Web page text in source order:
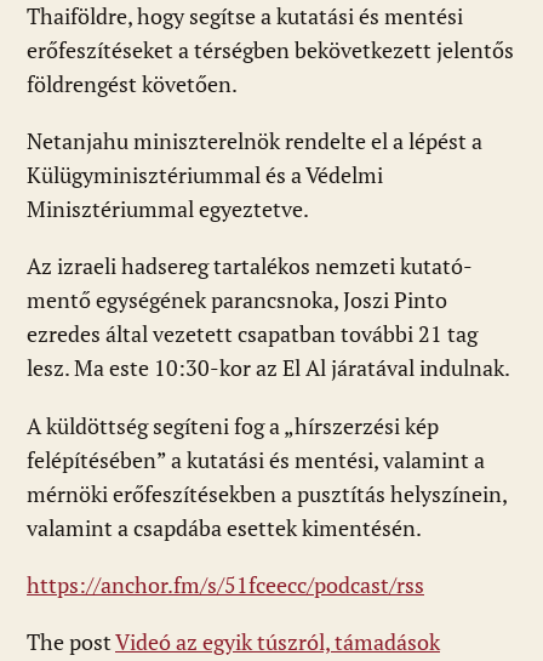
Thaiföldre, hogy segítse a kutatási és mentési
erőfeszítéseket a térségben bekövetkezett jelentős
földrengést követően.
Netanjahu miniszterelnök rendelte el a lépést a
Külügyminisztériummal és a Védelmi
Minisztériummal egyeztetve.
Az izraeli hadsereg tartalékos nemzeti kutató-
mentő egységének parancsnoka, Joszi Pinto
ezredes által vezetett csapatban további 21 tag
lesz. Ma este 10:30-kor az El Al járatával indulnak.
A küldöttség segíteni fog a „hírszerzési kép
felépítésében” a kutatási és mentési, valamint a
mérnöki erőfeszítésekben a pusztítás helyszínein,
valamint a csapdába esettek kimentésén.
https://anchor.fm/s/51fceecc/podcast/rss
The postVideó az egyik túszról, támadások